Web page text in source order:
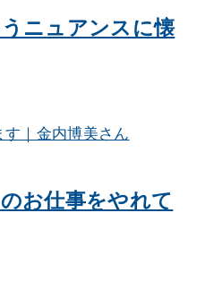
ニュアンスに懐
お仕事をやれて